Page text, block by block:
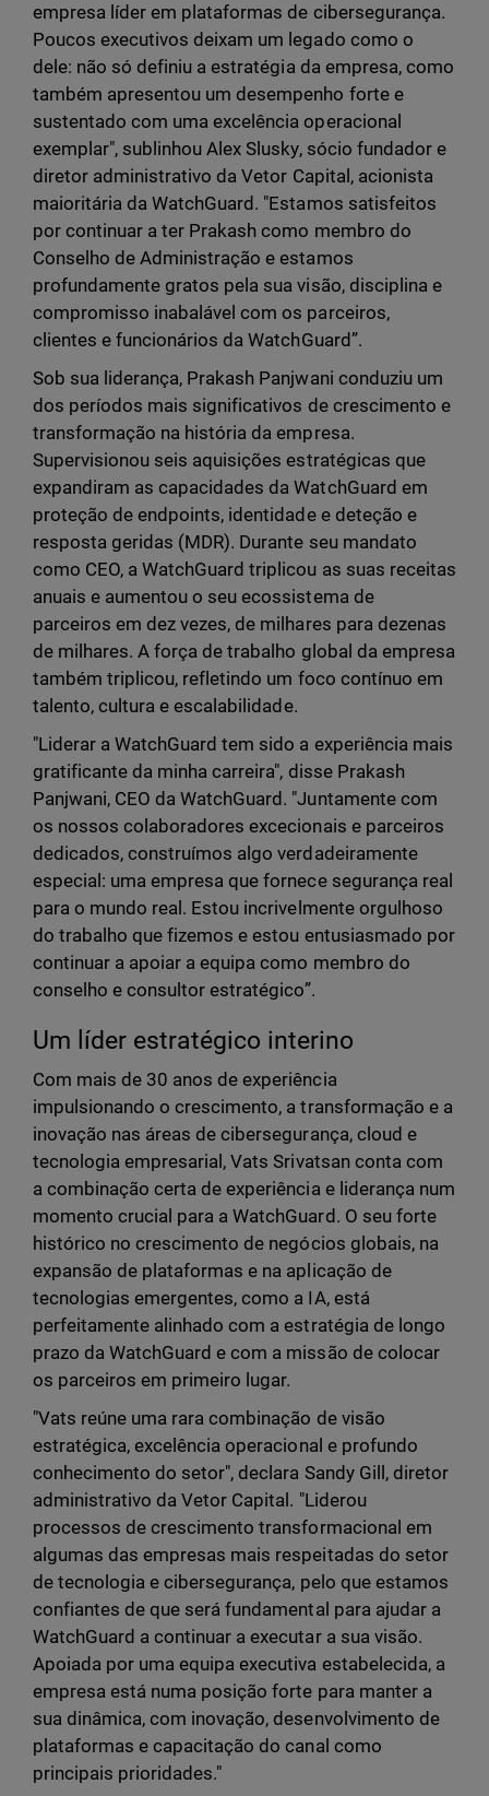
empresa líder em plataformas de cibersegurança.
Poucos executivos deixam um legado como o
dele: não só definiu a estratégia da empresa, como
também apresentou um desempenho forte e
sustentado com uma excelência operacional
exemplar", sublinhou Alex Slusky, sócio fundador e
diretor administrativo da Vetor Capital, acionista
maioritária da WatchGuard. "Estamos satisfeitos
por continuar a ter Prakash como membro do
Conselho de Administração e estamos
profundamente gratos pela sua visão, disciplina e
compromisso inabalável com os parceiros,
clientes e funcionários da WatchGuard”.
Sob sua liderança, Prakash Panjwani conduziu um
dos períodos mais significativos de crescimento e
transformação na história da empresa.
Supervisionou seis aquisições estratégicas que
expandiram as capacidades da WatchGuard em
proteção de endpoints, identidade e deteção e
resposta geridas (MDR). Durante seu mandato
como CEO, a WatchGuard triplicou as suas receitas
anuais e aumentou o seu ecossistema de
parceiros em dez vezes, de milhares para dezenas
de milhares. A força de trabalho global da empresa
também triplicou, refletindo um foco contínuo em
talento, cultura e escalabilidade.
"Liderar a WatchGuard tem sido a experiência mais
gratificante da minha carreira", disse Prakash
Panjwani, CEO da WatchGuard. "Juntamente com
os nossos colaboradores excecionais e parceiros
dedicados, construímos algo verdadeiramente
especial: uma empresa que fornece segurança real
para o mundo real. Estou incrivelmente orgulhoso
do trabalho que fizemos e estou entusiasmado por
continuar a apoiar a equipa como membro do
conselho e consultor estratégico”.
Um líder estratégico interino
Com mais de 30 anos de experiência
impulsionando o crescimento, a transformação e a
inovação nas áreas de cibersegurança, cloud e
tecnologia empresarial, Vats Srivatsan conta com
a combinação certa de experiência e liderança num
momento crucial para a WatchGuard. O seu forte
histórico no crescimento de negócios globais, na
expansão de plataformas e na aplicação de
tecnologias emergentes, como a IA, está
perfeitamente alinhado com a estratégia de longo
prazo da WatchGuard e com a missão de colocar
os parceiros em primeiro lugar.
"Vats reúne uma rara combinação de visão
estratégica, excelência operacional e profundo
conhecimento do setor", declara Sandy Gill, diretor
administrativo da Vetor Capital. "Liderou
processos de crescimento transformacional em
algumas das empresas mais respeitadas do setor
de tecnologia e cibersegurança, pelo que estamos
confiantes de que será fundamental para ajudar a
WatchGuard a continuar a executar a sua visão.
Apoiada por uma equipa executiva estabelecida, a
empresa está numa posição forte para manter a
sua dinâmica, com inovação, desenvolvimento de
plataformas e capacitação do canal como
principais prioridades."